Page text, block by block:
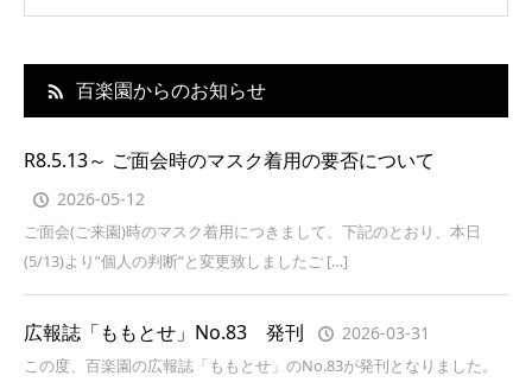
百楽園からのお知らせ
R8.5.13～ ご面会時のマスク着用の要否について
2026-05-12
ご面会(ご来園)時のマスク着用につきまして、下記のとおり、本日
(5/13)より”個人の判断”と変更致しましたご […]
広報誌「ももとせ」No.83 発刊 2026-03-31
この度、百楽園の広報誌「ももとせ」のNo.83が発刊となりました。